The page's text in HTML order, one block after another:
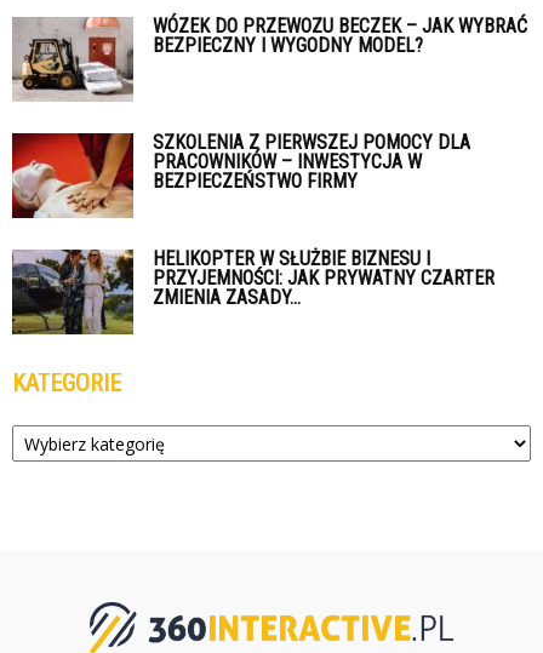
WÓZEK DO PRZEWOZU BECZEK – JAK WYBRAĆ
BEZPIECZNY I WYGODNY MODEL?
SZKOLENIA Z PIERWSZEJ POMOCY DLA
PRACOWNIKÓW – INWESTYCJA W
BEZPIECZEŃSTWO FIRMY
HELIKOPTER W SŁUŻBIE BIZNESU I
PRZYJEMNOŚCI: JAK PRYWATNY CZARTER
ZMIENIA ZASADY...
KATEGORIE
Kategorie